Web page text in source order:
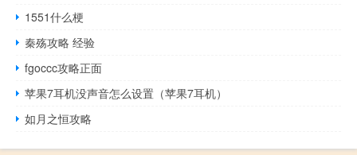
1551什么梗
秦殇攻略 经验
fgoccc攻略正面
苹果7耳机没声音怎么设置（苹果7耳机）
如月之恒攻略